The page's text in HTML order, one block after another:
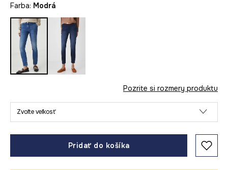
Farba: modrá
Pozrite si rozmery produktu
Zvoľte veľkosť
Pridať do košíka